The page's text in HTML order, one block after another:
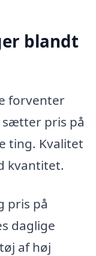
blandt
forventer
sætter pris på
ting. Kvalitet
kvantitet.
pris på
daglige
af høj